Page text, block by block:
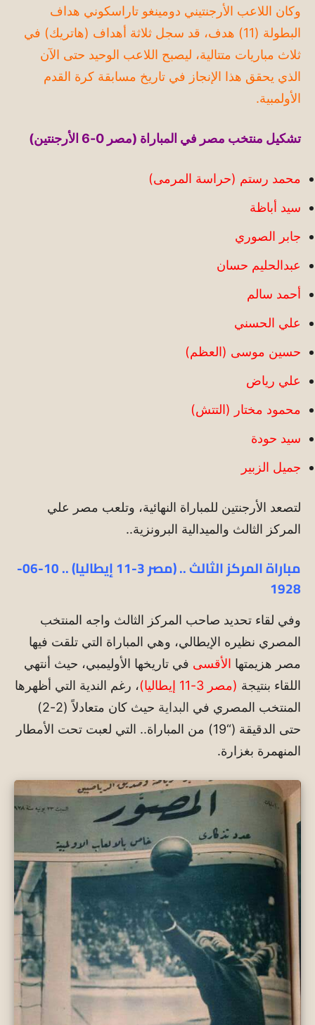
وكان اللاعب الأرجنتيني دومينغو تاراسكوني هداف
البطولة (11) هدف، قد سجل ثلاثة أهداف (هاتريك) في
ثلاث مباريات متتالية، ليصبح اللاعب الوحيد حتى الآن
الذي يحقق هذا الإنجاز في تاريخ مسابقة كرة القدم
الأولمبية.
تشكيل منتخب مصر في المباراة (مصر 0-6 الأرجنتين)
محمد رستم (حراسة المرمى)
سيد أباظة
جابر الصوري
عبدالحليم حسان
أحمد سالم
علي الحسني
حسين موسى (العظم)
علي رياض
محمود مختار (التتش)
سيد حودة
جميل الزبير
لتصعد الأرجنتين للمباراة النهائية، وتلعب مصر علي
المركز الثالث والميدالية البرونزية..
مباراة المركز الثالث .. (مصر 3-11 إيطاليا) .. 10-06-
1928
وفي لقاء تحديد صاحب المركز الثالث واجه المنتخب
المصري نظيره الإيطالي، وهي المباراة التي تلقت فيها
مصر هزيمتها الأقسى في تاريخها الأوليمبي، حيث أنتهي
اللقاء بنتيجة (مصر 3-11 إيطاليا)
، رغم الندية التي أظهرها
المنتخب المصري في البداية
حيث كان متعادلاً (2-2)
حتى الدقيقة (“19) من المباراة.. التي لعبت تحت الأمطار
المنهمرة بغزارة.